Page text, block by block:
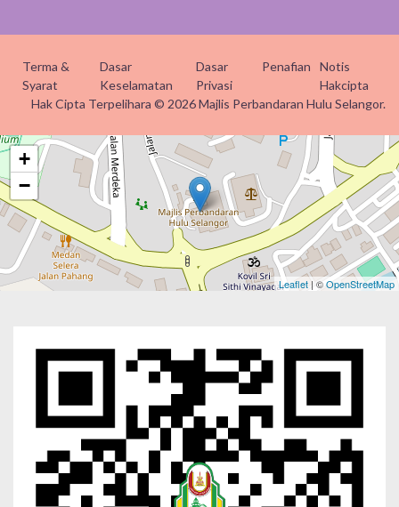
Terma &
Syarat
Dasar
Keselamatan
Dasar
Privasi
Penafian
Notis
Hakcipta
Hak Cipta Terpelihara © 2026 Majlis Perbandaran Hulu Selangor.
+
−
Leaflet | ©OpenStreetMap